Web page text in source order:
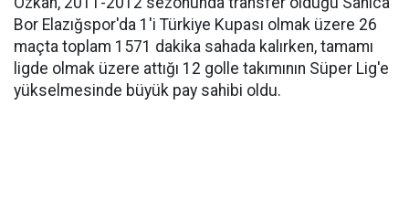
Bor Elazığspor'da 1'i Türkiye Kupası olmak üzere 26
maçta toplam 1571 dakika sahada kalırken, tamamı
ligde olmak üzere attığı 12 golle takımının Süper Lig'e
yükselmesinde büyük pay sahibi oldu.